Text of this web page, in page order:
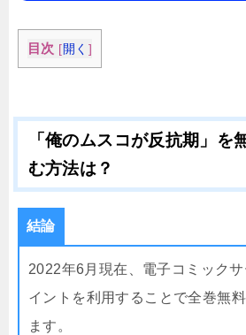
目次 [開く ]
「俺のムスコが反抗期」を
む方法は？
結論
2022年6月現在、電子コミック
イントを利用することで全巻無
ます。